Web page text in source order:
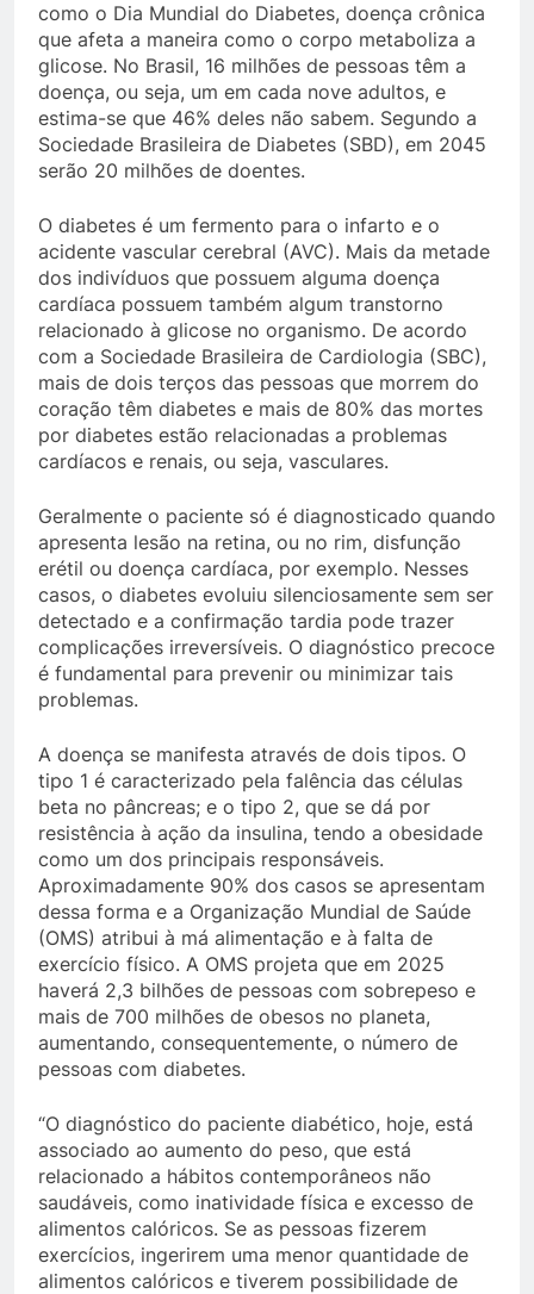
como o Dia Mundial do Diabetes, doença crônica
que afeta a maneira como o corpo metaboliza a
glicose. No Brasil, 16 milhões de pessoas têm a
doença, ou seja, um em cada nove adultos, e
estima-se que 46% deles não sabem. Segundo a
Sociedade Brasileira de Diabetes (SBD), em 2045
serão 20 milhões de doentes.
O diabetes é um fermento para o infarto e o
acidente vascular cerebral (AVC). Mais da metade
dos indivíduos que possuem alguma doença
cardíaca possuem também algum transtorno
relacionado à glicose no organismo. De acordo
com a Sociedade Brasileira de Cardiologia (SBC),
mais de dois terços das pessoas que morrem do
coração têm diabetes e mais de 80% das mortes
por diabetes estão relacionadas a problemas
cardíacos e renais, ou seja, vasculares.
Geralmente o paciente só é diagnosticado quando
apresenta lesão na retina, ou no rim, disfunção
erétil ou doença cardíaca, por exemplo. Nesses
casos, o diabetes evoluiu silenciosamente sem ser
detectado e a confirmação tardia pode trazer
complicações irreversíveis. O diagnóstico precoce
é fundamental para prevenir ou minimizar tais
problemas.
A doença se manifesta através de dois tipos. O
tipo 1 é caracterizado pela falência das células
beta no pâncreas; e o tipo 2, que se dá por
resistência à ação da insulina, tendo a obesidade
como um dos principais responsáveis.
Aproximadamente 90% dos casos se apresentam
dessa forma e a Organização Mundial de Saúde
(OMS) atribui à má alimentação e à falta de
exercício físico. A OMS projeta que em 2025
haverá 2,3 bilhões de pessoas com sobrepeso e
mais de 700 milhões de obesos no planeta,
aumentando, consequentemente, o número de
pessoas com diabetes.
“O diagnóstico do paciente diabético, hoje, está
associado ao aumento do peso, que está
relacionado a hábitos contemporâneos não
saudáveis, como inatividade física e excesso de
alimentos calóricos. Se as pessoas fizerem
exercícios, ingerirem uma menor quantidade de
alimentos calóricos e tiverem possibilidade de